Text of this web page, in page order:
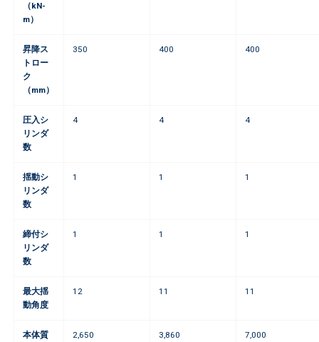
（kN-
m）
昇降ス
トロー
ク
（mm）
350 400 400
圧入シ
リンダ
数
4 4 4
揺動シ
リンダ
数
1 1 1
締付シ
リンダ
数
1 1 1
最大揺
動角度
12 11 11
本体質 2,650 3,860 7,000